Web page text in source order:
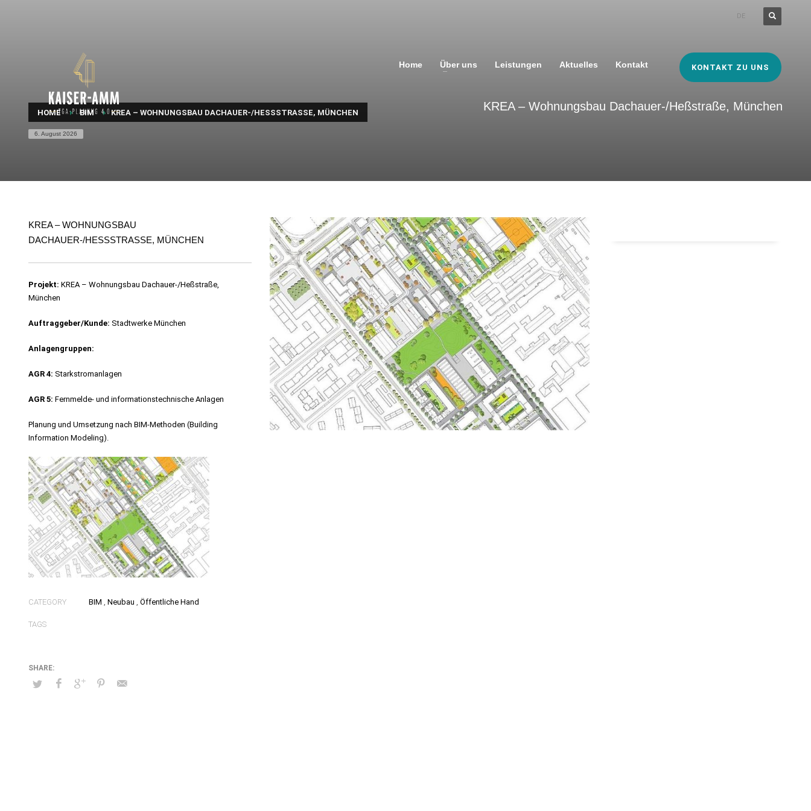
DE
Home Über uns Leistungen Aktuelles Kontakt KONTAKT ZU UNS
HOME BIM KREA – WOHNUNGSBAU DACHAUER-/HESSSTRASSE, MÜNCHEN
6. August 2026
KREA – Wohnungsbau Dachauer-/Heßstraße, München
KREA – WOHNUNGSBAU
DACHAUER-/HESSSTRASSE, MÜNCHEN
Projekt: KREA – Wohnungsbau Dachauer-/Heßstraße,
München
Auftraggeber/Kunde: Stadtwerke München
Anlagengruppen:
AGR 4: Starkstromanlagen
AGR 5: Fernmelde- und informationstechnische Anlagen
Planung und Umsetzung nach BIM-Methoden (Building
Information Modeling).
CATEGORY BIM , Neubau , Öffentliche Hand
TAGS